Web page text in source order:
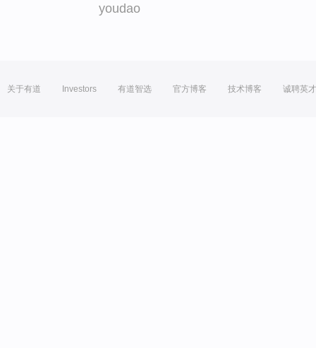
youdao
关于有道 Investors 有道智选 官方博客 技术博客 诚聘英才